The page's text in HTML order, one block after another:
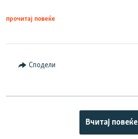
прочитај повеќе
Сподели
Вчитај повеќе